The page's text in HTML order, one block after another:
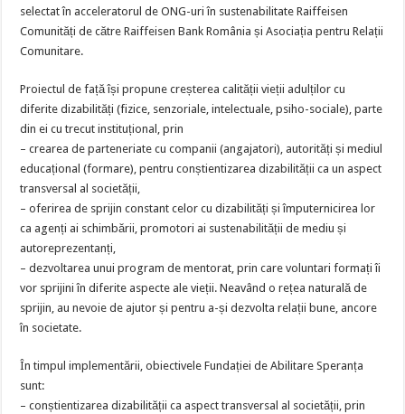
selectat în acceleratorul de ONG-uri în sustenabilitate Raiffeisen
Comunități de către Raiffeisen Bank România și Asociația pentru Relații
Comunitare.
Proiectul de față își propune creșterea calității vieții adulților cu
diferite dizabilități (fizice, senzoriale, intelectuale, psiho-sociale), parte
din ei cu trecut instituțional, prin
– crearea de parteneriate cu companii (angajatori), autorități și mediul
educațional (formare), pentru conștientizarea dizabilității ca un aspect
transversal al societății,
– oferirea de sprijin constant celor cu dizabilități și împuternicirea lor
ca agenți ai schimbării, promotori ai sustenabilității de mediu și
autoreprezentanți,
– dezvoltarea unui program de mentorat, prin care voluntari formați îi
vor sprijini în diferite aspecte ale vieții. Neavând o rețea naturală de
sprijin, au nevoie de ajutor și pentru a-și dezvolta relații bune, ancore
în societate.
În timpul implementării, obiectivele Fundației de Abilitare Speranța
sunt:
– conștientizarea dizabilității ca aspect transversal al societății, prin